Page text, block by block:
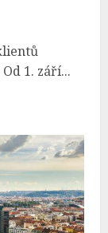
1. září...